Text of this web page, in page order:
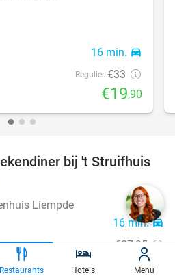
16 min. directions_car
Regulier €33
€19,90
43%
bij 't Struifhuis
Liempde
9.4star
16 min.directions_car
Regulier €27,95
€15
Restaurants Hotels Menu